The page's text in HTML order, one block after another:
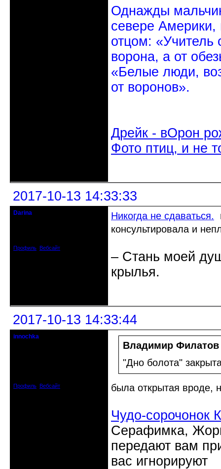
Однажды
севере
отцом: «Учитель
ворона, а от
«Белые люди,
от воронов».
Дрейк - вОрон
Фото птиц, и не
2017-10-13 14:33:33
Darina
Профиль Вебсайт
Никогда не сдаваться.
консультировала и
– Стань моей
крылья.
2017-10-13 14:33:44
innochka
Профиль Вебсайт
Владимир
"Дно болота"
была открытая вроде,
Чудо-сорочонок
Серафимка,
передают вам
вас игнорируют